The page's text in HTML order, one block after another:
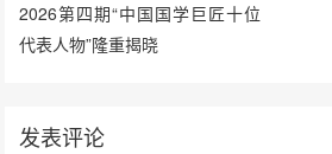
2026第四期“中国国学巨匠十位
代表人物”隆重揭晓
发表评论